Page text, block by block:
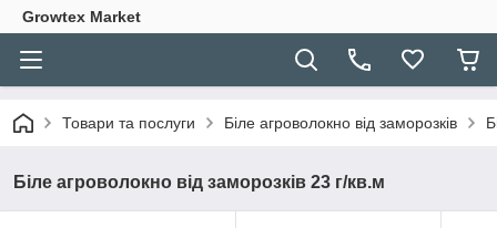
Growtex Market
Товари та послуги Біле агроволокно від заморозків
Біле агроволокно від заморозків 23 г/кв.м